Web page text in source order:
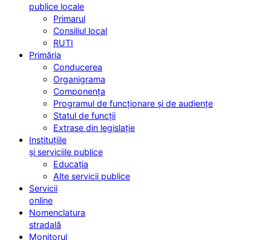
publice locale
Primarul
Consiliul local
RUTI
Primăria
Conducerea
Organigrama
Componența
Programul de funcționare și de audiențe
Statul de funcții
Extrase din legislație
Instituțiile
și serviciile publice
Educația
Alte servicii publice
Servicii
online
Nomenclatura
stradală
Monitorul